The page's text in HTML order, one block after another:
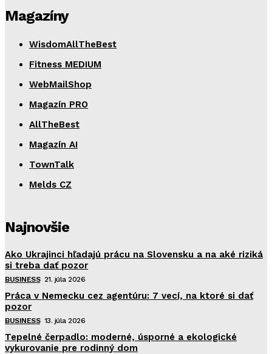
Magazíny
WisdomAllTheBest
Fitness MEDIUM
WebMailShop
Magazín PRO
AllTheBest
Magazín AI
TownTalk
Melds CZ
Najnovšie
Ako Ukrajinci hľadajú prácu na Slovensku a na aké riziká
si treba dať pozor
BUSINESS 21. júla 2026
Práca v Nemecku cez agentúru: 7 vecí, na ktoré si dať
pozor
BUSINESS 13. júla 2026
Tepelné čerpadlo: moderné, úsporné a ekologické
vykurovanie pre rodinný dom